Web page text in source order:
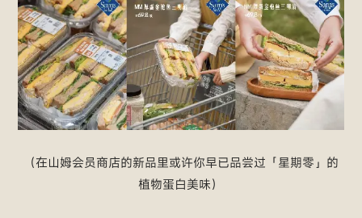
（在山姆会员商店的新品里或许你早已品尝过「星期零」的
植物蛋白美味）